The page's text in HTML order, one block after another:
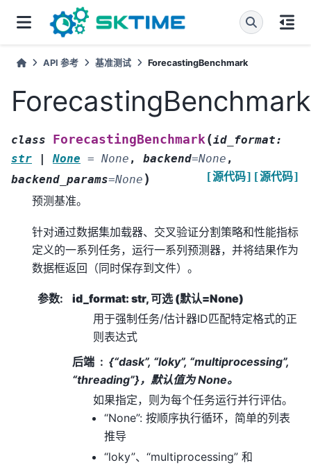
API 参考 基准测试 ForecastingBenchmark
ForecastingBenchmark
class ForecastingBenchmark(id_format:
str
None = None , backend=None ,
backend_params=None ) [源代码]
[源代码]
预测基准。
针对通过数据集加载器、交叉验证分割策略和性能指标
定义的一系列任务，运行一系列预测器，并将结果作为
数据框返回（同时保存到文件）。
参数:
id_format: str, 可选 (默认=None)
用于强制任务/估计器ID匹配特定格式的正
则表达式
后端
{“dask”, “loky”, “multiprocessing”,
“threading”}，默认值为 None。
如果指定，则为每个任务运行并行评估。
“None”: 按顺序执行循环，简单的列表
推导
“loky”、“multiprocessing” 和